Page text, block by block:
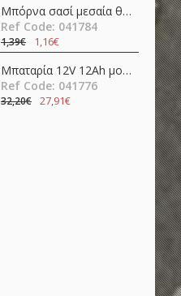
Μπόρνα σασί μεσαία θηλυκή απλή 42mm/Φ4/30Α βακελίτη μαύρη νίκελ JT-6132 JKG
Ref Code: 041784
1,39€ 1,16€
Μπαταρία 12V 12Ah μολύβδου FL12-12 Invictus
Ref Code: 041776
32,20€ 27,91€